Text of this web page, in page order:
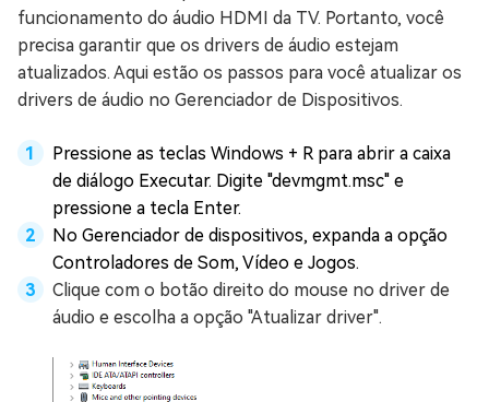
funcionamento do áudio HDMI da TV. Portanto, você
precisa garantir que os drivers de áudio estejam
atualizados. Aqui estão os passos para você atualizar os
drivers de áudio no Gerenciador de Dispositivos.
Pressione as teclas Windows + R para abrir a caixa
de diálogo Executar. Digite "devmgmt.msc" e
pressione a tecla Enter.
No Gerenciador de dispositivos, expanda a opção
Controladores de Som, Vídeo e Jogos.
Clique com o botão direito do mouse no driver de
áudio e escolha a opção "Atualizar driver".